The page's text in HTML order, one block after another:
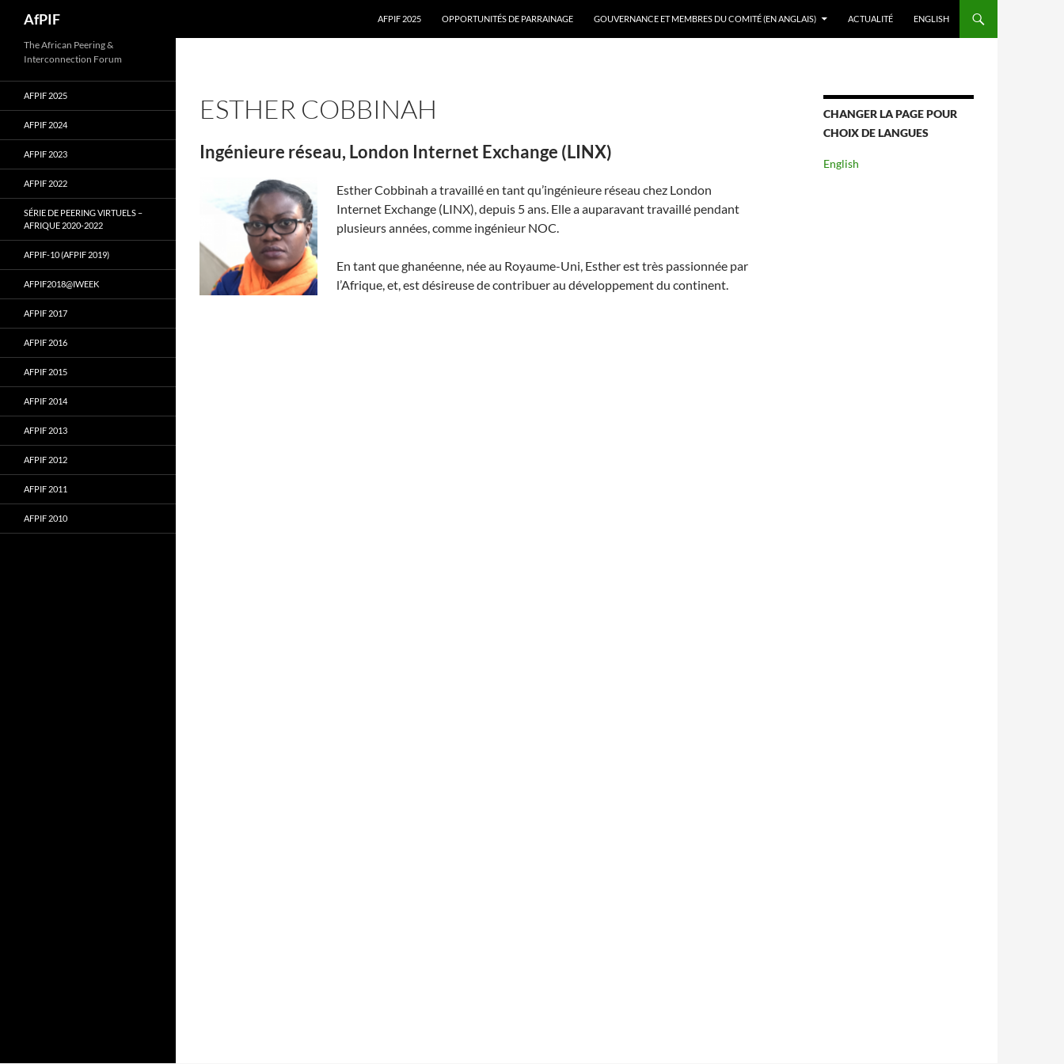
content
AfPIF AFPIF 2025 OPPORTUNITÉS DE PARRAINAGE GOUVERNANCE ET MEMBRES DU COMITÉ (EN ANGLAIS) ACTUALITÉ ENGLISH
ESTHER COBBINAH
Ingénieure réseau, London Internet Exchange (LINX)
Esther Cobbinah a travaillé en tant qu’ingénieure réseau chez London
Internet Exchange (LINX), depuis 5 ans. Elle a auparavant travaillé pendant
plusieurs années, comme ingénieur NOC.
En tant que ghanéenne, née au Royaume-Uni, Esther est très passionnée par
l’Afrique, et, est désireuse de contribuer au développement du continent.
CHANGER LA PAGE POUR
CHOIX DE LANGUES
English
The African Peering &
Interconnection Forum
AFPIF 2025
AFPIF 2024
AFPIF 2023
AFPIF 2022
SÉRIE DE PEERING VIRTUELS –
AFRIQUE 2020-2022
AFPIF-10 (AFPIF 2019)
AFPIF2018@IWEEK
AFPIF 2017
AFPIF 2016
AFPIF 2015
AFPIF 2014
AFPIF 2013
AFPIF 2012
AFPIF 2011
AFPIF 2010